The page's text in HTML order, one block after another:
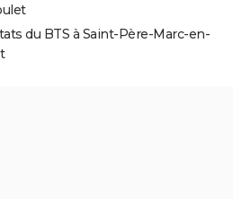
du BTS à Saint-Père-Marc-en-